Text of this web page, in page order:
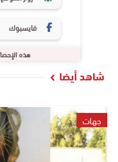
فايسبوك
هذه
شاهد أيضا
جهات